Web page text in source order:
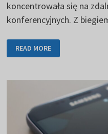
koncentrowała się na
konferencyjnych. Z
KONFERENCYJNE
ZA
ZOOM
READ MORE